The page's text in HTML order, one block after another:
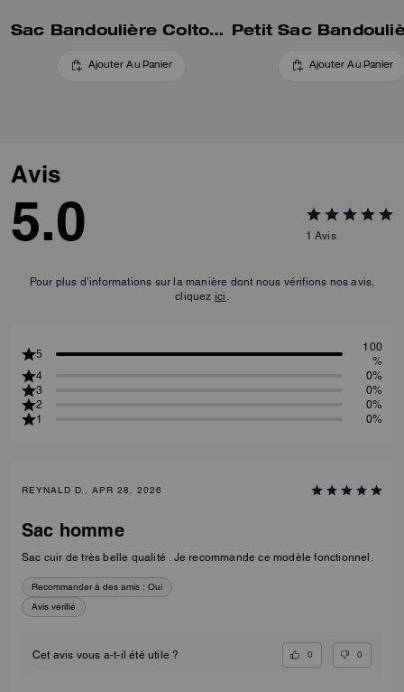
Sac Bandoulière Colton 25
Ajouter Au Panier Ajouter Au Panier
Avis
5.0 1 Avis
Pour plus d’informations sur la manière dont nous vérifions nos avis,
cliquez ici .
5
100
%
4
0%
3
0%
2
0%
1
0%
REYNALD D., APR 28, 2026
Sac homme
Sac cuir de très belle qualité . Je recommande ce modèle fonctionnel.
Recommander à des amis : Oui
Avis vérifié
Cet avis vous a-t-il été utile ? 0 0